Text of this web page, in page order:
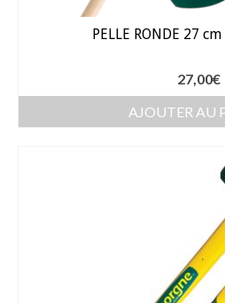
PELLE RONDE 27
27,00€
AJOUTER AU